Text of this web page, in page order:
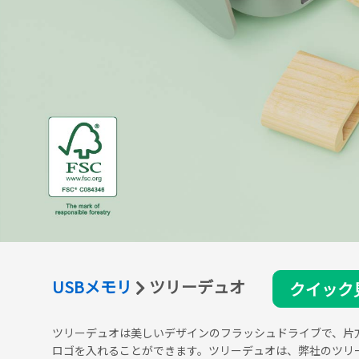
USBメモリ ツリーデュオ クイッ
ツリーデュオは美しいデザインのフラッシュドライブで、
ロゴを入れることができます。ツリーデュオは、弊社のツ